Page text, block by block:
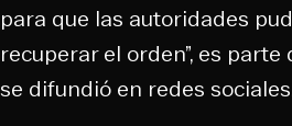
para que las autoridades
recuperar el orden”, es
se difundió en redes